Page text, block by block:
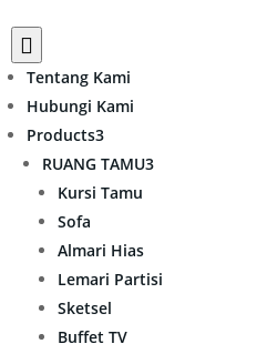

Tentang Kami
Hubungi Kami
Products3
RUANG TAMU3
Kursi Tamu
Sofa
Almari Hias
Lemari Partisi
Sketsel
Buffet TV